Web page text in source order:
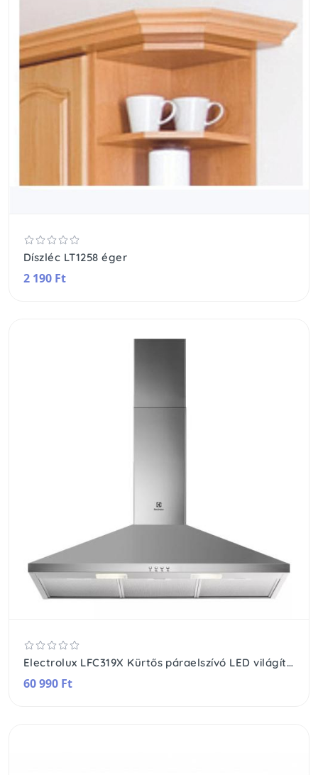
Díszléc LT1258 éger
2 190 Ft
Electrolux LFC319X Kürtős páraelszívó LED világítás 1 db motor,420 m3/h,53-65 dB,89,8 cm széles
60 990 Ft